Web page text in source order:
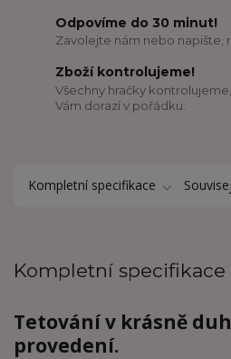
Odpovíme do 30 minut!
Zavolejte nám nebo napište,
Zboží kontrolujeme!
Všechny hračky
Vám dorazí v pořádku.
Kompletní specifikace
Kompletní specifikace
Tetování v krásně
provedení.